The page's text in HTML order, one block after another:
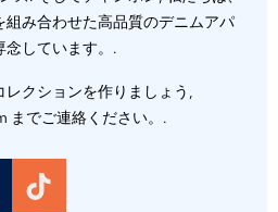
組み合わせた高品質のデニムアパ
念しています。.
クションを作りましょう,
までご連絡ください。.